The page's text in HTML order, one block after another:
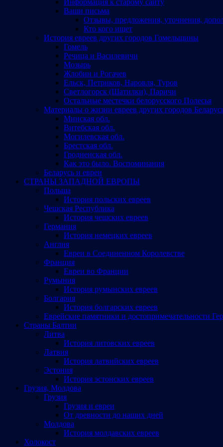
Ваши письма
Отзывы, предложения, уточнения,
Кто кого ищет
История евреев других городов Гомельщины
Гомель
Речица и Василевичи
Мозырь
Жлобин и Рогачев
Ельск, Петриков, Наровля, Туров
Светлогорск (Шатилки), Паричи
Остальные местечки белорусского Полесья
Материалы о жизни евреев других городов
Минская обл.
Витебская обл.
Могилевская обл.
Брестская обл.
Гродненская обл.
Как это было. Воспоминания
Беларусь и евреи
СТРАНЫ ЗАПАДНОЙ ЕВРОПЫ
Польша
История польских евреев
Чешская Республика
История чешских евреев
Германия
История немецких евреев
Англия
Евреи в Соединенном Королевстве
Франция
Евреи во Франции
Румыния
История румынских евреев
Болгария
История болгарских евреев
Еврейские памятники и достопримечательности
Страны Балтии
Литва
История литовских евреев
Латвия
История латвийских евреев
Эстония
История эстонских евреев
Грузия, Молдова
Грузия
Грузия и евреи
От древности до наших дней
Молдова
История молдавских евреев
Холокост